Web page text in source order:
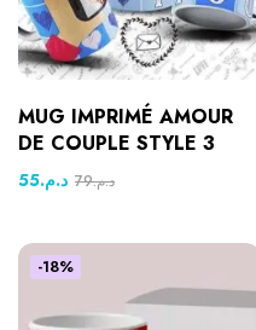
MUG IMPRIMÉ AMOUR
DE COUPLE STYLE 3
د.م.55 د.م.79
-18%